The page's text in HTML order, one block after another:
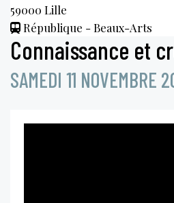
59000 Lille
République - Beaux-Arts
Connaissance et
SAMEDI 11 NOVEMBRE